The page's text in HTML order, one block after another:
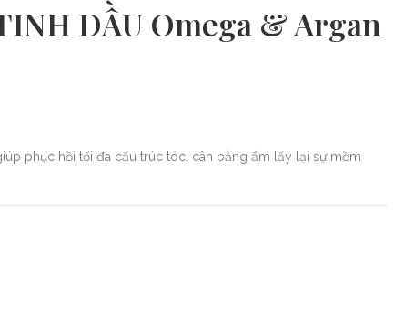
DẦU Omega & Argan
phục hồi tối đa cấu trúc tóc, cân bằng ẩm lấy lại sự mềm